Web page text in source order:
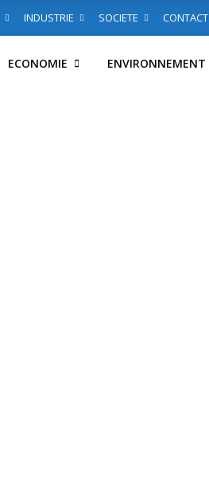
INDUSTRIE SOCIETE CONTACT
ECONOMIE ENVIRONNEMENT